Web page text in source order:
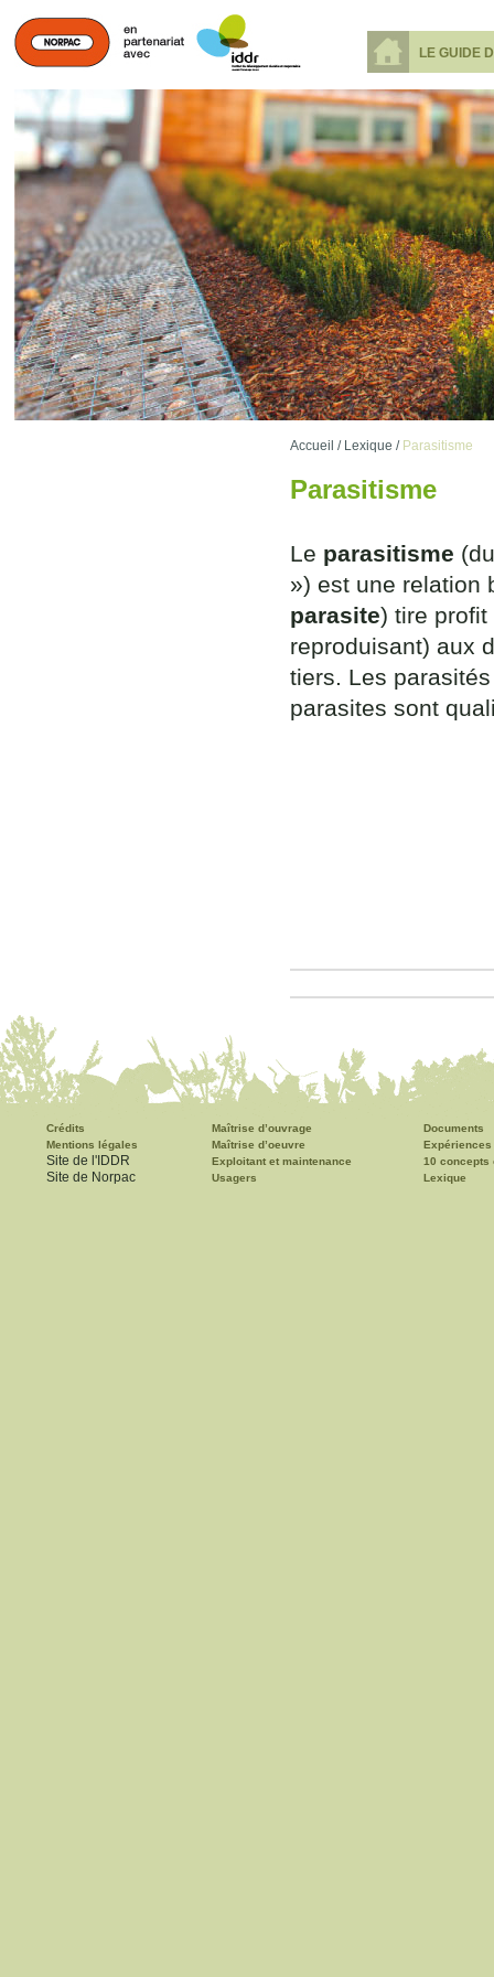
LE GUIDE
Accueil / Lexique /Parasitisme
Parasitisme
Le parasitisme
») est une relation
parasite) tire
reproduisant) aux
tiers. Les
parasites sont
Crédits
Mentions légales
Site de l'IDDR
Site de Norpac
Maîtrise d’ouvrage
Maîtrise d’oeuvre
Exploitant et maintenance
Usagers
Documents
Expériences
10 concepts
Lexique